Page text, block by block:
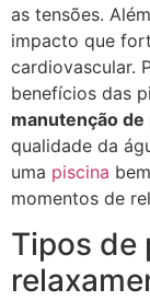
as tensões.
impacto que
cardiovascular.
benefícios das
manutenção de
qualidade da
uma piscina
momentos de
Tipos de